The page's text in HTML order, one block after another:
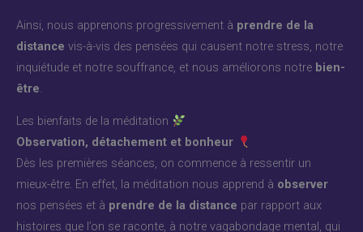
Ainsi, nous apprenons progressivement à prendre de la
distance vis-à-vis des pensées qui causent notre stress, notre
inquiétude et notre souffrance, et nous améliorons notre bien-
être
Les bienfaits de la méditation
Observation, détachement et bonheur
Dès les premières séances, on commence à ressentir un
mieux-être. En effet, la méditation nous apprend à observer
nos pensées et à prendre de la distance par rapport aux
histoires que l’on se raconte, à notre vagabondage mental, qui